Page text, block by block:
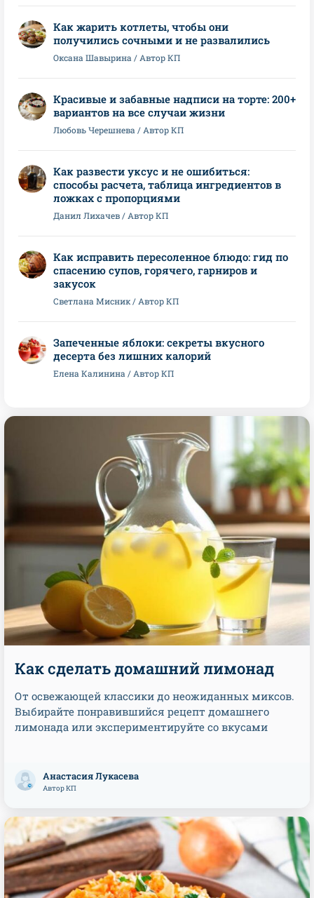
Как жарить котлеты, чтобы они
получились сочными и не развалились
Оксана Шавырина / Автор КП
Красивые и забавные надписи на торте: 200+
вариантов на все случаи жизни
Любовь Черешнева / Автор КП
Как развести уксус и не ошибиться:
способы расчета, таблица ингредиентов в
ложках с пропорциями
Данил Лихачев / Автор КП
Как исправить пересоленное блюдо: гид по
спасению супов, горячего, гарниров и
закусок
Светлана Мисник / Автор КП
Запеченные яблоки: секреты вкусного
десерта без лишних калорий
Елена Калинина / Автор КП
Как сделать домашний лимонад
От освежающей классики до неожиданных миксов.
Выбирайте понравившийся рецепт домашнего
лимонада или экспериментируйте со вкусами
Анастасия Лукасева
Автор КП